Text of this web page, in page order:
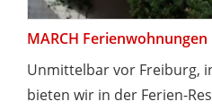
MARCH
Unmittelbar vor Freiburg,
bieten wir in der Ferien-